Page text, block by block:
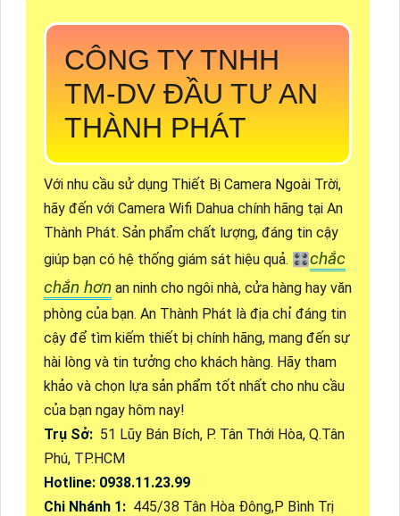
CÔNG TY TNHH
TM-DV ĐẦU TƯ AN
THÀNH PHÁT
Với nhu cầu sử dụng Thiết Bị Camera Ngoài Trời,
hãy đến với Camera Wifi Dahua chính hãng tại An
Thành Phát. Sản phẩm chất lượng, đáng tin cậy
giúp bạn có hệ thống giám sát hiệu quả. 🎛chắc
chắn hơn an ninh cho ngôi nhà, cửa hàng hay văn
phòng của bạn. An Thành Phát là địa chỉ đáng tin
cậy để tìm kiếm thiết bị chính hãng, mang đến sự
hài lòng và tin tưởng cho khách hàng. Hãy tham
khảo và chọn lựa sản phẩm tốt nhất cho nhu cầu
của bạn ngay hôm nay!
Trụ Sở: 51 Lũy Bán Bích, P. Tân Thới Hòa, Q.Tân
Phú, TP.HCM
Hotline: 0938.11.23.99
Chi Nhánh 1: 445/38 Tân Hòa Đông,P Bình Trị